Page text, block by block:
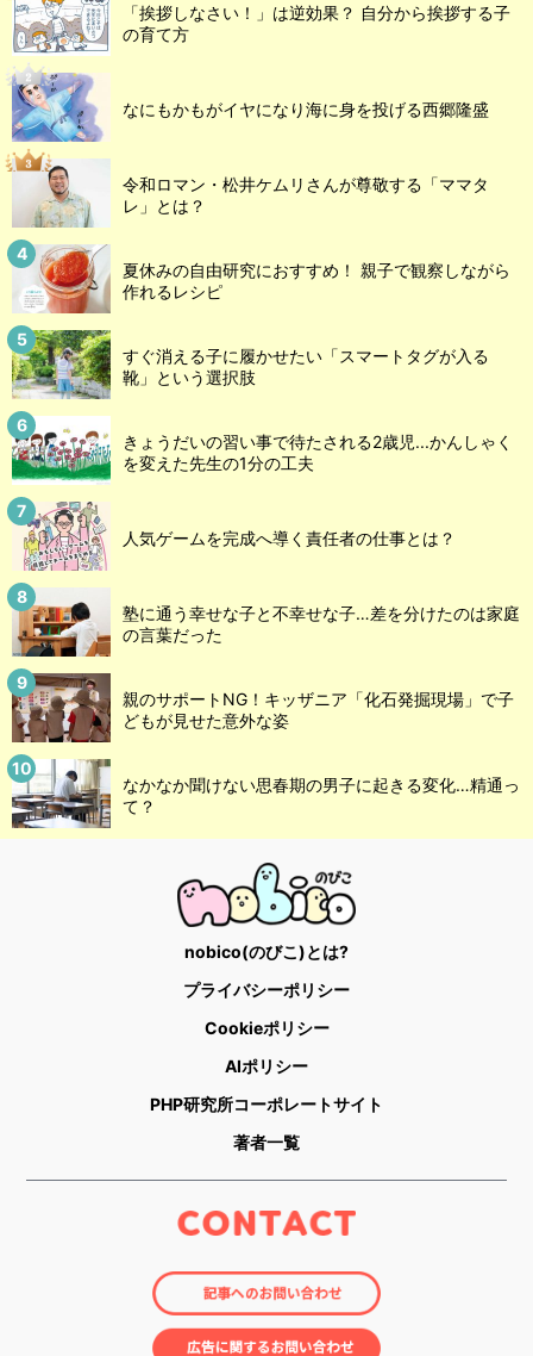
「挨拶しなさい！」は逆効果？ 自分から挨拶する子
の育て方
なにもかもがイヤになり海に身を投げる西郷隆盛
令和ロマン・松井ケムリさんが尊敬する「ママタ
レ」とは？
夏休みの自由研究におすすめ！ 親子で観察しながら
作れるレシピ
すぐ消える子に履かせたい「スマートタグが入る
靴」という選択肢
きょうだいの習い事で待たされる2歳児...かんしゃく
を変えた先生の1分の工夫
人気ゲームを完成へ導く責任者の仕事とは？
塾に通う幸せな子と不幸せな子…差を分けたのは家庭
の言葉だった
親のサポートNG！キッザニア「化石発掘現場」で子
どもが見せた意外な姿
なかなか聞けない思春期の男子に起きる変化…精通っ
て？
nobico(のびこ)とは?
プライバシーポリシー
Cookieポリシー
AIポリシー
PHP研究所コーポレートサイト
著者一覧